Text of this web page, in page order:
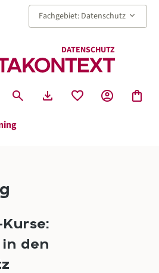
Fachgebiet: Datenschutz keyboard_arrow_down
DATENSCHUTZ
search download favorite account_circle shopping_bag
den